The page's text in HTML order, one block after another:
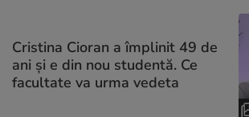
Cristina Cioran a împlinit 49 de
ani și e din nou studentă. Ce
facultate va urma vedeta